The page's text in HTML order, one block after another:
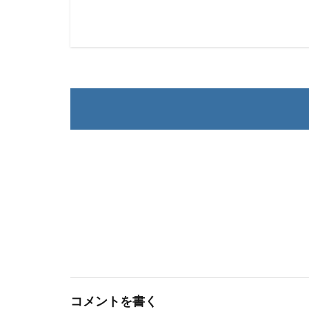
コメントを書く